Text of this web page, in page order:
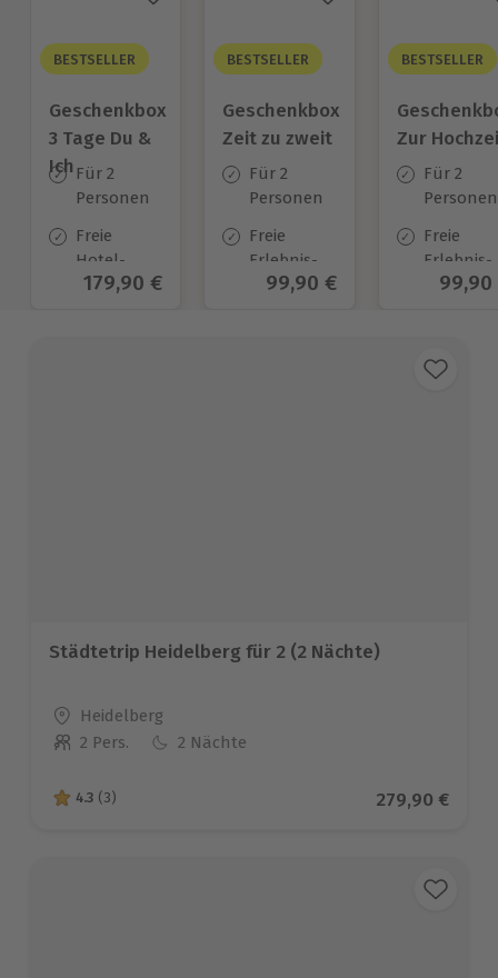
BESTSELLER
Geschenkbox
3 Tage Du &
Ich Für 2
Personen
Freie
Hotel-
Auswahl
Aktueller Preis
179,90 €
BESTSELLER
Geschenkbox
Zeit zu zweit
Für 2
Personen
Freie
Erlebnis-
Auswahl
Aktueller Preis
99,90 €
BESTSELLER
Zur
Für 2
Personen
Freie
Erlebnis-
Auswahl
99,90
Städtetrip Heidelberg für 2 (2 Nächte)
Standort
Heidelberg
Anzahl der Teilnehmer
2 Pers. 2 Nächte
4.3 von 5 Sternen basierend auf 3 Bewertungen
4.3 (3) Aktueller
279,90 €